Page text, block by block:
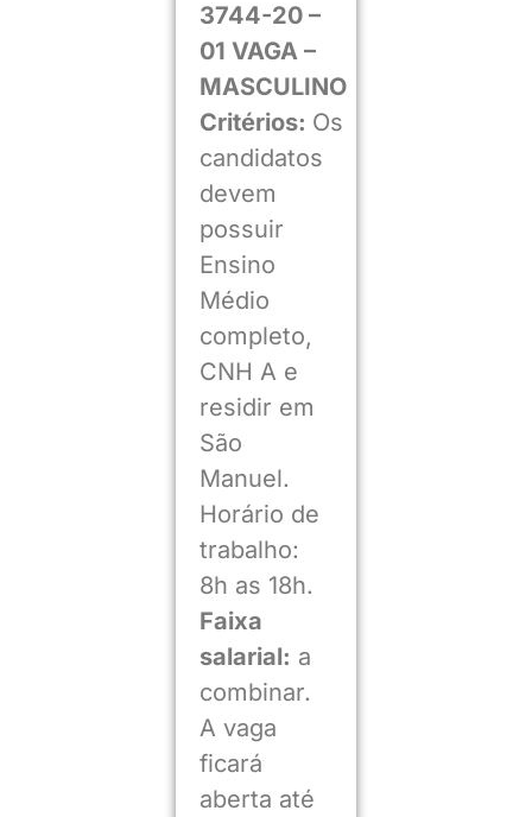
3744-20 –
01 VAGA –
MASCULINO
Critérios: Os
candidatos
devem
possuir
Ensino
Médio
completo,
CNH A e
residir em
São
Manuel.
Horário de
trabalho:
8h as 18h.
Faixa
salarial: a
combinar.
A vaga
ficará
aberta até